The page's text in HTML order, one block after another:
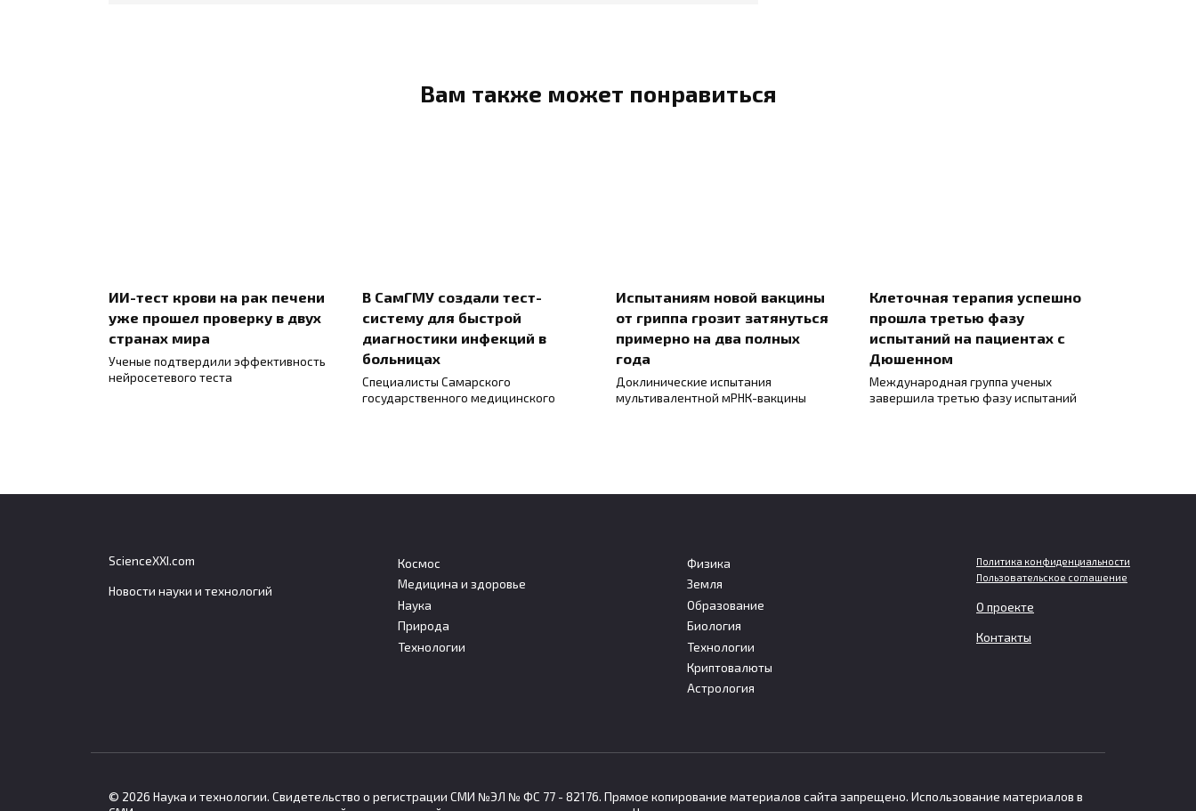
Вам также может понравиться
ИИ-тест крови на рак печени
уже прошел проверку в двух
странах мира
Ученые подтвердили эффективность
нейросетевого теста
В СамГМУ создали тест-
систему для быстрой
диагностики инфекций в
больницах
Специалисты Самарского
государственного медицинского
Испытаниям новой вакцины
от гриппа грозит затянуться
примерно на два полных
года
Доклинические испытания
мультивалентной мРНК-вакцины
Клеточная терапия успешно
прошла третью фазу
испытаний на пациентах с
Дюшенном
Международная группа ученых
завершила третью фазу испытаний
Небольшие дозы стресса
могут запускать защитные
Собственная нервная
система сердца помогает
сохранять ритм при сильном
Мужчинам грозит больший
вред для мозга при слишком
ScienceXXI.com
Новости науки и технологий
Космос
Медицина и здоровье
Наука
Природа
Технологии
Физика
Земля
Образование
Биология
Технологии
Криптовалюты
Астрология
Политика конфиденциальности
Пользовательское соглашение
О проекте
Контакты
© 2026 Наука и технологии. Свидетельство о регистрации СМИ №ЭЛ № ФС 77 - 82176. Прямое копирование материалов сайта запрещено. Использование материалов в